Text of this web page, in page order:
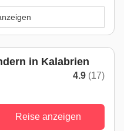
in Kalabrien
4.9 (17)
Reise anzeigen